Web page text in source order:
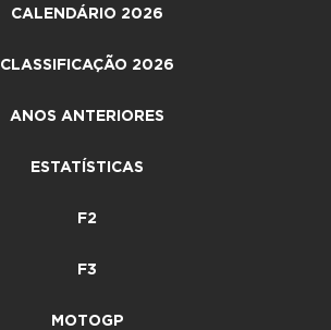
CALENDÁRIO 2026
CLASSIFICAÇÃO 2026
ANOS ANTERIORES
ESTATÍSTICAS
F2
F3
MOTOGP